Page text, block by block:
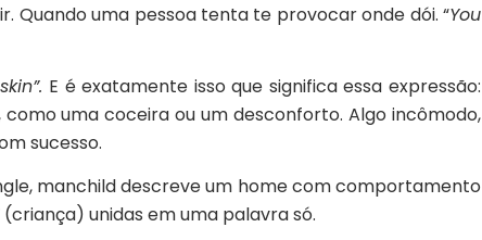
Quando uma pessoa tenta te provocar onde dói. “You
E é exatamente isso que significa essa expressão:
uma coceira ou um desconforto. Algo incômodo,
sucesso.
manchild descreve um home com comportamento
unidas em uma palavra só.